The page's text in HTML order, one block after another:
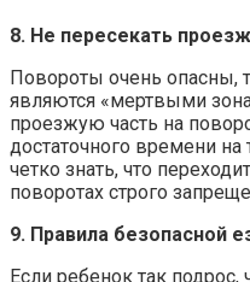
8. Не пересекать
Повороты очень опасны,
являются «мертвыми
проезжую часть на
достаточного времени
четко знать, что
поворотах строго
9. Правила безопасной
Если ребенок так подрос,